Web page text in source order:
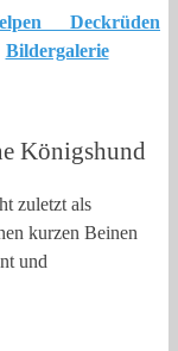
Deckrüden
Bildergalerie
Königshund
zuletzt als
kurzen Beinen
und